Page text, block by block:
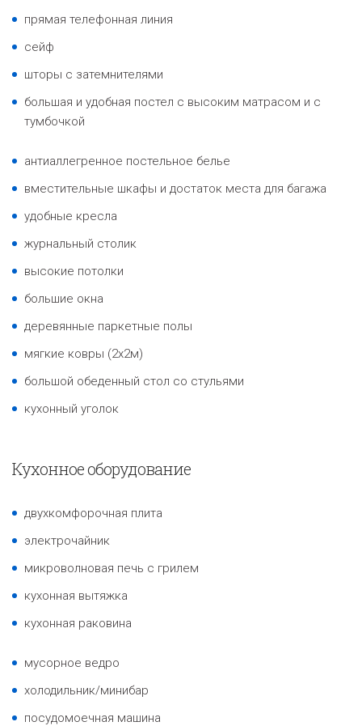
прямая телефонная линия
сейф
шторы с затемнителями
большая и удобная постел с высоким матрасом и с
тумбочкой
антиаллегренное постельное белье
вместительные шкафы и достаток места для багажа
удобные кресла
журнальный столик
высокие потолки
большие окна
деревянные паркетные полы
мягкие ковры (2x2м)
большой обеденный стол со стульями
кухонный уголок
Кухонное оборудование
двухкомфорочная плита
электрочайник
микроволновая печь с грилем
кухонная вытяжка
кухонная раковина
мусорное ведро
холодильник/минибар
посудомоечная машина